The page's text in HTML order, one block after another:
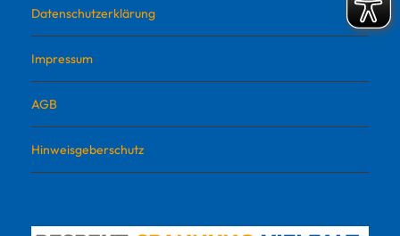
Datenschutzerklärung
Impressum
AGB
Hinweisgeberschutz